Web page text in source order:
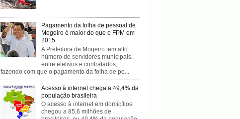
Pagamento da folha de pessoal de
Mogeiro é maior do que o FPM em
2015
A Prefeitura de Mogeiro tem alto
número de servidores municipais,
entre efetivos e contratados,
fazendo com que o pagamento da folha de pe...
Acesso à internet chega a 49,4% da
população brasileira
O acesso à internet em domicílios
chegou a 85,6 milhões de